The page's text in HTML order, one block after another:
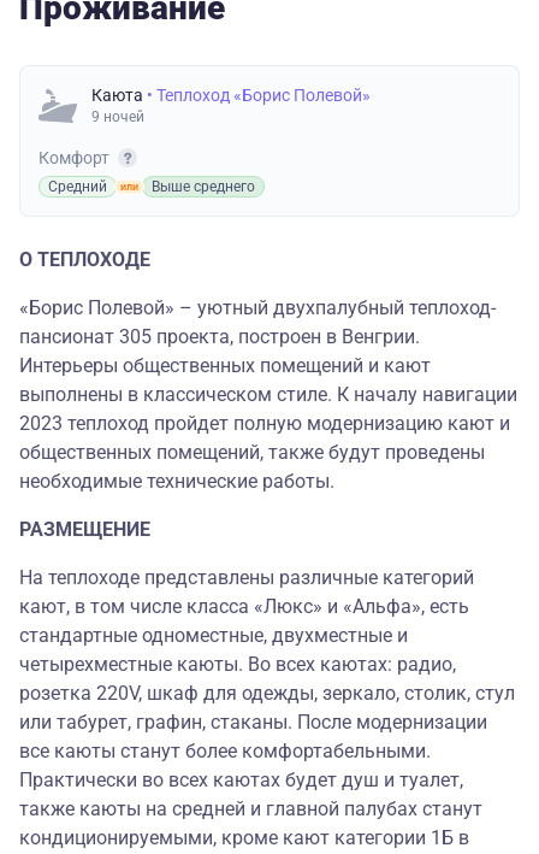
Проживание
Каюта • Теплоход «Борис Полевой»
9 ночей
Комфорт
Средний Выше среднего
О ТЕПЛОХОДЕ
«Борис Полевой» – уютный двухпалубный теплоход-
пансионат 305 проекта, построен в Венгрии.
Интерьеры общественных помещений и кают
выполнены в классическом стиле. К началу навигации
2023 теплоход пройдет полную модернизацию кают и
общественных помещений, также будут проведены
необходимые технические работы.
РАЗМЕЩЕНИЕ
На теплоходе представлены различные категорий
кают, в том числе класса «Люкс» и «Альфа», есть
стандартные одноместные, двухместные и
четырехместные каюты. Во всех каютах: радио,
розетка 220V, шкаф для одежды, зеркало, столик, стул
или табурет, графин, стаканы. После модернизации
все каюты станут более комфортабельными.
Практически во всех каютах будет душ и туалет,
также каюты на средней и главной палубах станут
кондиционируемыми, кроме кают категории 1Б в